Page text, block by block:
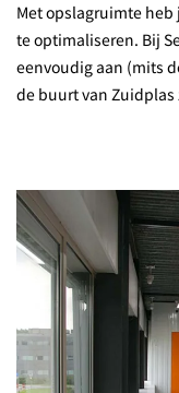
Met opslagruimte heb
te optimaliseren. Bij
eenvoudig aan (mits
de buurt van